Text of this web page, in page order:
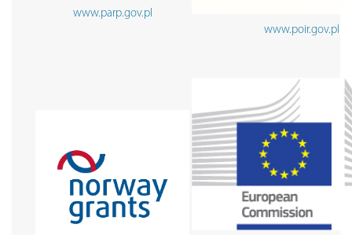
www.parp.gov.pl
www.poir.gov.pl